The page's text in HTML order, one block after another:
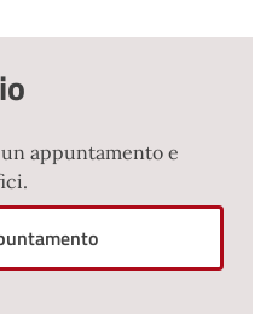
appuntamento e